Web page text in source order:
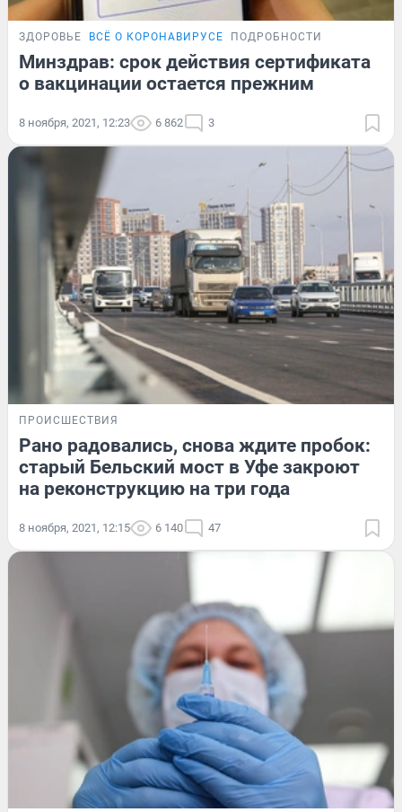
ЗДОРОВЬЕ ВСЁ О КОРОНАВИРУСЕ ПОДРОБНОСТИ
Минздрав: срок действия сертификата
о вакцинации остается прежним
8 ноября, 2021, 12:23 6 862 3
ПРОИСШЕСТВИЯ
Рано радовались, снова ждите пробок:
старый Бельский мост в Уфе закроют
на реконструкцию на три года
8 ноября, 2021, 12:15 6 140 47